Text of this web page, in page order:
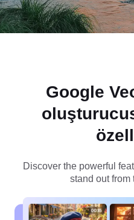
videoları
Google
Discover the powerful
stand out from